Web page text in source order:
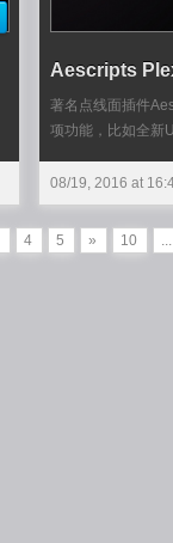
Aescripts
著名点线面插件
项功能，比如全新
08/19, 2016 at
4 5 » 10 ...